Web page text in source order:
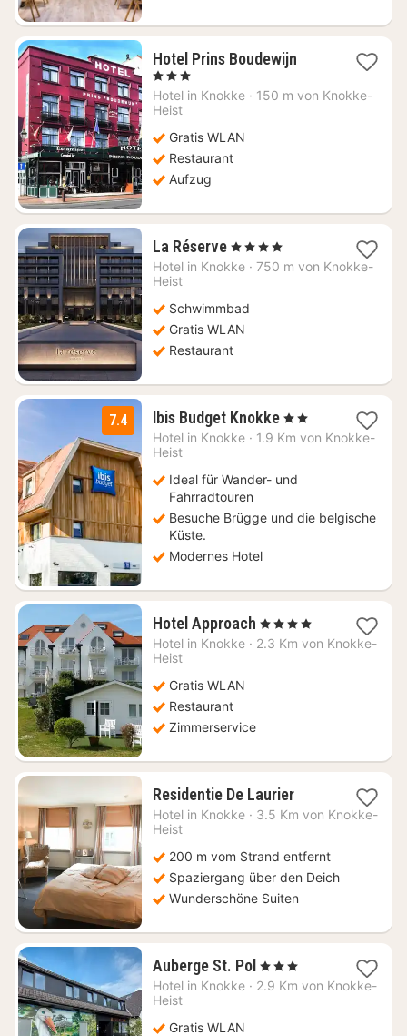
Hotel Prins Boudewijn1
ab
, 3 Sterne
Hotel in Knokke · 150 m von Knokke-
Heist
Gratis WLAN
Restaurant
Aufzug
La Réserve1
Nacht
€
, 4 Sterne
Hotel in Knokke · 750 m von Knokke-
Heist
Schwimmbad
Gratis WLAN
Restaurant
7.4 Ibis Budget Knokke1
Nacht
€
, 2 Sterne
Hotel in Knokke · 1.9 Km von Knokke-
Heist
Ideal für Wander- und
Fahrradtouren
Besuche Brügge und die belgische
Küste.
Modernes Hotel
Hotel Approach 1
Nacht
, 4 Sterne
Hotel in Knokke · 2.3 Km von Knokke-
Heist
Gratis WLAN
Restaurant
Zimmerservice
Residentie De Laurier1
Nacht
€
Hotel in Knokke · 3.5 Km von Knokke-
Heist
200 m vom Strand entfernt
Spaziergang über den Deich
Wunderschöne Suiten
Auberge St. Pol 1
Nacht
, 3 Sterne
Hotel in Knokke · 2.9 Km von Knokke-
Heist
Gratis WLAN